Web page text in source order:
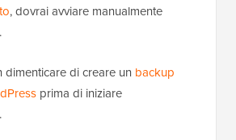
, dovrai avviare manualmente
dimenticare di creare un backup
prima di iniziare